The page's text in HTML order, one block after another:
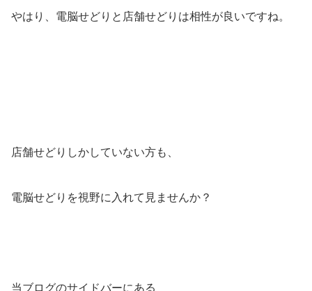
やはり、電脳せどりと店舗せどりは相性が良いですね。
店舗せどりしかしていない方も、
電脳せどりを視野に入れて見ませんか？
当ブログのサイドバーにある